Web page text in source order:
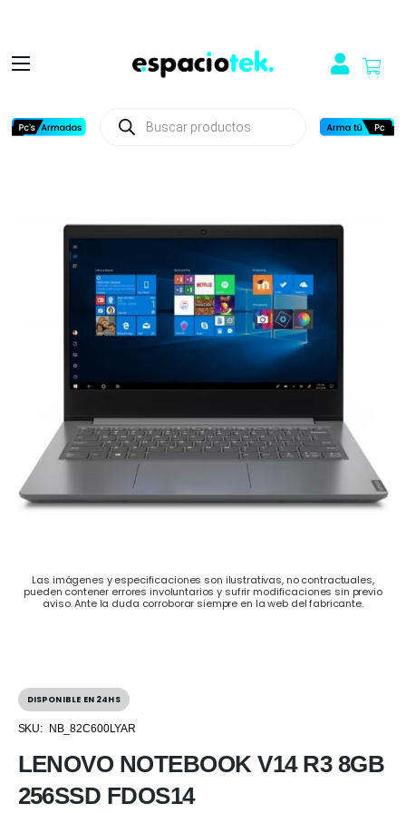
productos
Las imágenes y especificaciones son ilustrativas, no contractuales,
pueden contener errores involuntarios y sufrir modificaciones sin previo
aviso. Ante la duda corroborar siempre en la web del fabricante.
DISPONIBLE EN 24HS
SKU: NB_82C600LYAR
LENOVO NOTEBOOK V14 R3 8GB
256SSD FDOS14